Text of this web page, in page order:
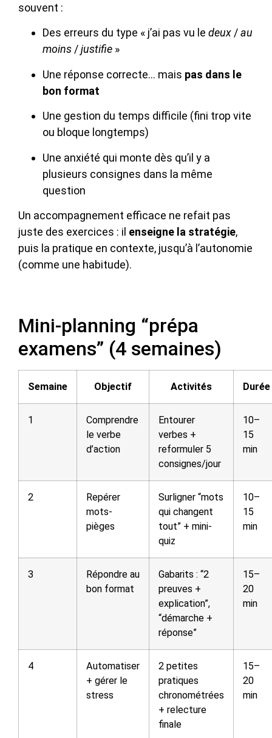
souvent :
Des erreurs du type « j’ai pas vu le deux/au
moins/justifie »
Une réponse correcte… mais pas dans le
bon format
Une gestion du temps difficile (fini trop vite
ou bloque longtemps)
Une anxiété qui monte dès qu’il y a
plusieurs consignes dans la même
question
Un accompagnement efficace ne refait pas
juste des exercices : il enseigne la stratégie,
puis la pratique en contexte, jusqu’à l’autonomie
(comme une habitude).
Mini-planning “prépa
examens” (4 semaines)
Semaine Objectif Activités Durée
1
Comprendre
le verbe
d’action
Entourer
verbes +
reformuler 5
consignes/jour
10–
15
min
2
Repérer
mots-
pièges
Surligner “mots
qui changent
tout” + mini-
quiz
10–
15
min
3
Répondre au
bon format
Gabarits : “2
preuves +
explication”,
“démarche +
réponse”
15–
20
min
4
Automatiser
+ gérer le
stress
2 petites
pratiques
chronométrées
+ relecture
finale
15–
20
min